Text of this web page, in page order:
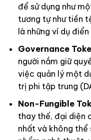
để sử dụng như
tương tự như tiền
là những ví dụ
Governance
người nắm giữ
việc quản lý một
trị phi tập trung
Non-Fungible
thay thế, đại diện
nhất và không thể